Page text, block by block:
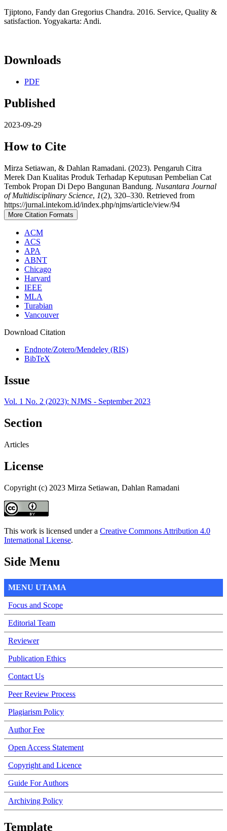
Tjiptono, Fandy dan Gregorius Chandra. 2016. Service, Quality &
satisfaction. Yogyakarta: Andi.
Downloads
PDF
Published
2023-09-29
How to Cite
Mirza Setiawan, & Dahlan Ramadani. (2023). Pengaruh Citra
Merek Dan Kualitas Produk Terhadap Keputusan Pembelian Cat
Tembok Propan Di Depo Bangunan Bandung. Nusantara Journal
of Multidisciplinary Science, 1(2), 320–330. Retrieved from
https://jurnal.intekom.id/index.php/njms/article/view/94
More Citation Formats
ACM
ACS
APA
ABNT
Chicago
Harvard
IEEE
MLA
Turabian
Vancouver
Download Citation
Endnote/Zotero/Mendeley (RIS)
BibTeX
Issue
Vol. 1 No. 2 (2023): NJMS - September 2023
Section
Articles
License
Copyright (c) 2023 Mirza Setiawan, Dahlan Ramadani
This work is licensed under a Creative Commons Attribution 4.0
International License.
Side Menu
MENU UTAMA
Focus and Scope
Editorial Team
Reviewer
Publication Ethics
Contact Us
Peer Review Process
Plagiarism Policy
Author Fee
Open Access Statement
Copyright and Licence
Guide For Authors
Archiving Policy
Template